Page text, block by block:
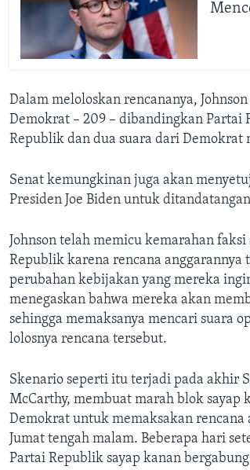
Dalam meloloskan rencananya,
Demokrat – 209 – dibandingkan Partai
Republik dan dua suara dari Demokrat
Senat kemungkinan juga akan
Presiden Joe Biden untuk
Johnson telah memicu kemarahan
Republik karena rencana
perubahan kebijakan yang mereka
menegaskan bahwa mereka akan
sehingga memaksanya mencari suara
lolosnya rencana tersebut.
Skenario seperti itu terjadi pada akhir
McCarthy, membuat marah blok sayap
Demokrat untuk memaksakan
Jumat tengah malam. Beberapa hari
Partai Republik sayap kanan